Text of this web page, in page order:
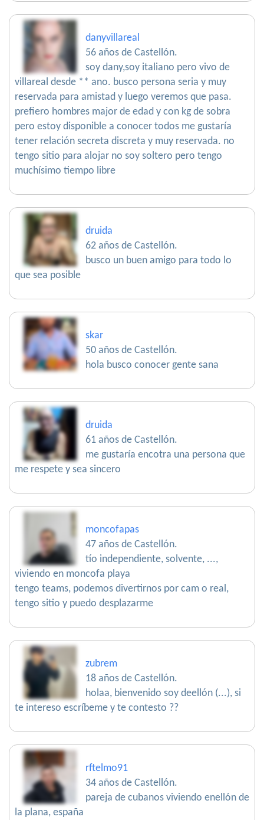
danyvillareal
56 años de Castellón.
soy dany,soy italiano pero vivo de
villareal desde ** ano. busco persona seria y muy
reservada para amistad y luego veremos que pasa.
prefiero hombres major de edad y con kg de sobra
pero estoy disponible a conocer todos me gustaría
tener relación secreta discreta y muy reservada. no
tengo sitio para alojar no soy soltero pero tengo
muchísimo tiempo libre
druida
62 años de Castellón.
busco un buen amigo para todo lo
que sea posible
skar
50 años de Castellón.
hola busco conocer gente sana
druida
61 años de Castellón.
me gustaría encotra una persona que
me respete y sea sincero
moncofapas
47 años de Castellón.
tío independiente, solvente, ...,
viviendo en moncofa playa
tengo teams, podemos divertirnos por cam o real,
tengo sitio y puedo desplazarme
zubrem
18 años de Castellón.
holaa, bienvenido soy deellón (...), si
te intereso escríbeme y te contesto ??
rftelmo91
34 años de Castellón.
pareja de cubanos viviendo enellón de
la plana, españa